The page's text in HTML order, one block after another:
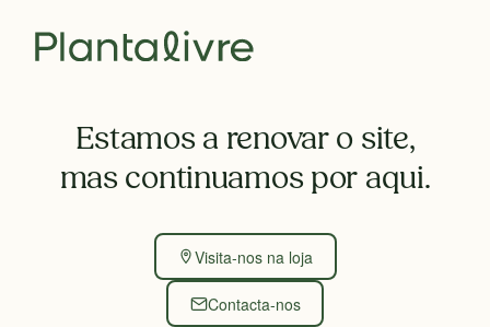
Estamos a renovar o site,
mas continuamos por aqui.
Visita-nos na loja
Contacta-nos